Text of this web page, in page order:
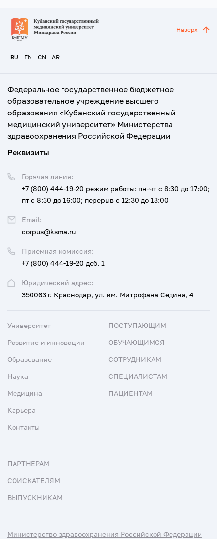
RU EN CN AR
Наверх
Федеральное государственное бюджетное
образовательное учреждение высшего
образования «Кубанский государственный
медицинский университет» Министерства
здравоохранения Российской Федерации
Реквизиты
Юридический адрес:
350063 г. Краснодар, ул. им. Митрофана Седина, 4
Приемная комиссия:
+7 (800) 444-19-20 доб. 1
Горячая линия:
+7 (800) 444-19-20 режим работы: пн-чт с 8:30 до 17:00;
пт с 8:30 до 16:00; перерыв с 12:30 до 13:00
Email:
corpus@ksma.ru
Университет
Развитие и инновации
Образование
Наука
Медицина
Карьера
Контакты
ПОСТУПАЮЩИМ
ОБУЧАЮЩИМСЯ
СОТРУДНИКАМ
СПЕЦИАЛИСТАМ
ПАЦИЕНТАМ
ПАРТНЕРАМ
СОИСКАТЕЛЯМ
ВЫПУСКНИКАМ
Министерство здравоохранения Российской Федерации